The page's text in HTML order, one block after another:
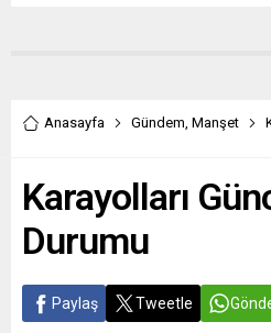
Anasayfa Gündem, Manşet
Karayolları
Durumu
Paylaş Tweetle